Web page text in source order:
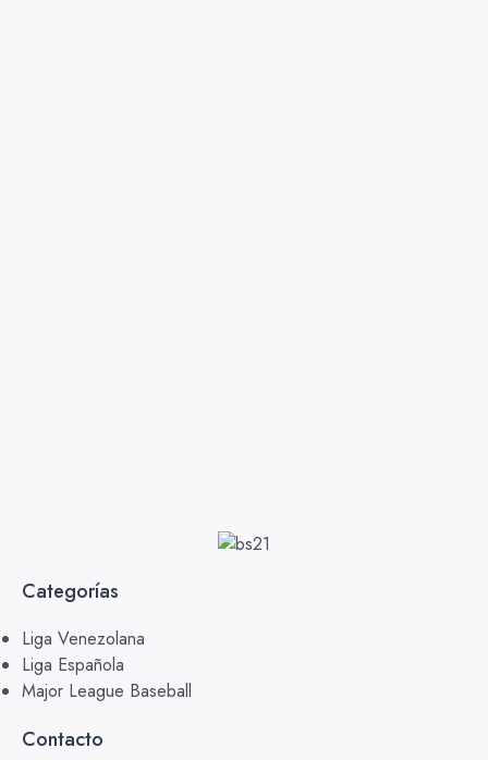
Categorías
Liga Venezolana
Liga Española
Major League Baseball
Contacto